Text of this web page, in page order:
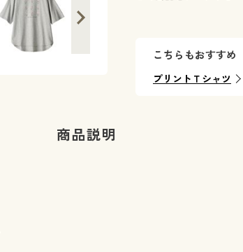
こちらもおすすめ
プリントＴシャツ
商品説明